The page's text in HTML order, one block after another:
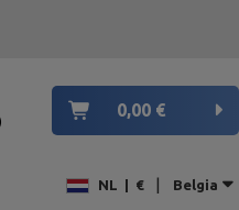
0,00 €
NL € | Belgia